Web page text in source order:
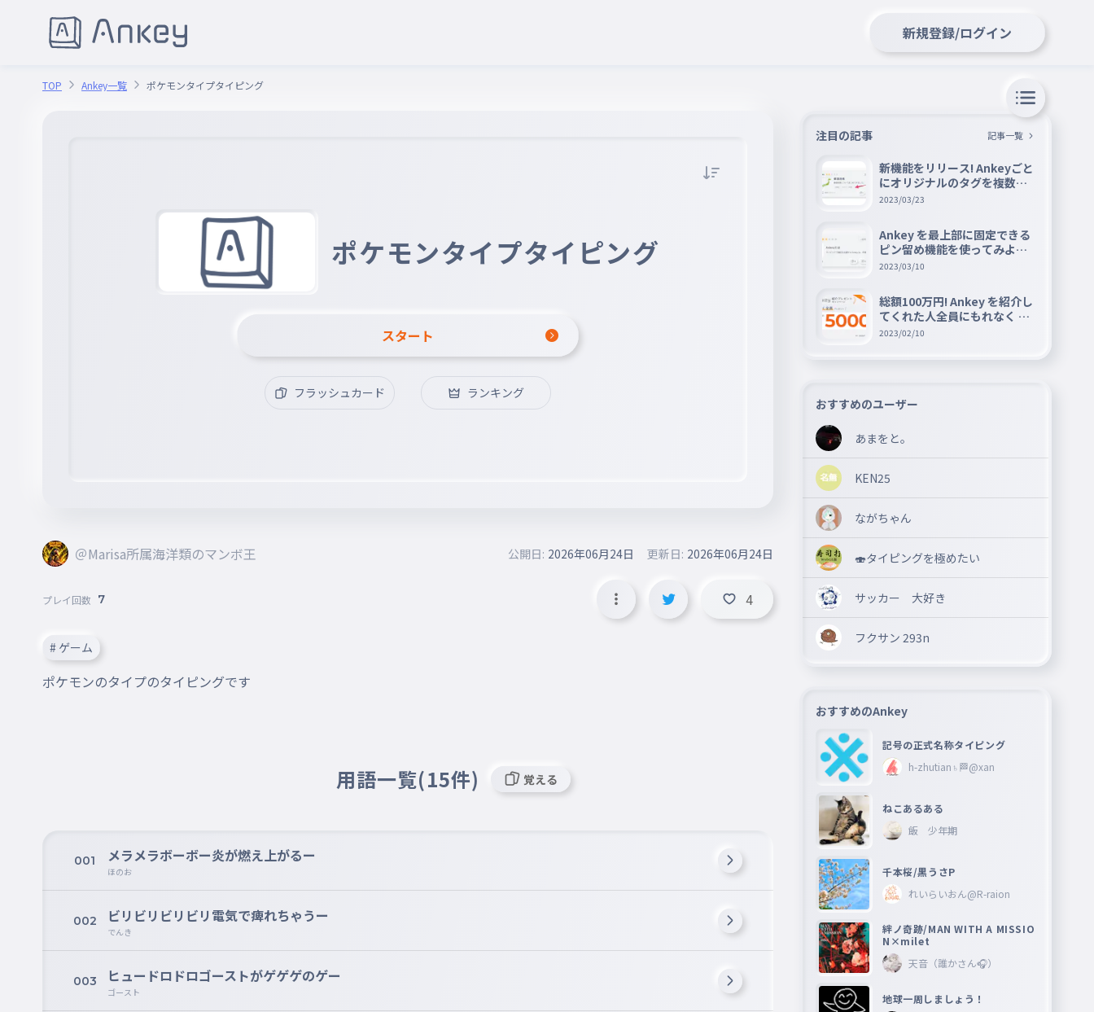
新規登録/ログイン
TOP Ankey一覧 ポケモンタイプタイピング
ポケモンタイプタイピング
スタート
フラッシュカード ランキング
＠Marisa所属海洋類のマンボ王 公開日: 2026年06月24日 更新日: 2026年06月24日
プレイ回数 7 4
# ゲーム
ポケモンのタイプのタイピングです
用語一覧(15件) 覚える
001 メラメラボーボー炎が燃え上がるー
ほのお
002 ビリビリビリビリ電気で痺れちゃうー
でんき
003 ヒュードロドロゴーストがゲゲゲのゲー
ゴースト
注目の記事 記事一覧
新機能をリリース! Ankeyごと
にオリジナルのタグを複数設
定できる『タグ機能』を紹介
2023/03/23
Ankey を最上部に固定できる
ピン留め機能を使ってみよう
📌
2023/03/10
総額100万円! Ankey を紹介し
てくれた人全員にもれなく A
mazon ギフト券 5000 円分を
2023/02/10
おすすめのユーザー
あまをと。
KEN25
ながちゃん
🍣タイピングを極めたい
サッカー 大好き
フクサン 293n
おすすめのAnkey
記号の正式名称タイピング
h-zhutian♄🏁@xan
ねこあるある
飯 少年期
千本桜/黒うさP
れいらいおん@R-raion
絆ノ奇跡/MAN WITH A MISSIO
N×milet
天音（誰かさん🎧）
地球一周しましょう！